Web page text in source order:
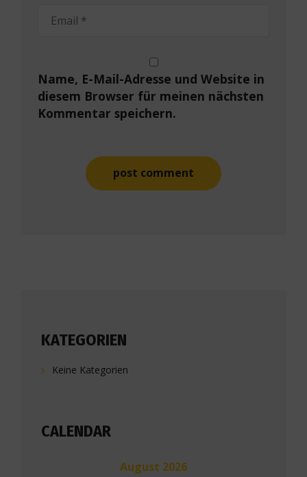
Name, E-Mail-Adresse und Website in
diesem Browser für meinen nächsten
Kommentar speichern.
KATEGORIEN
Keine Kategorien
CALENDAR
August 2026